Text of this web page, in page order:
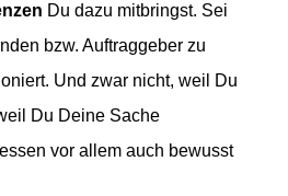
Du dazu mitbringst. Sei
bzw. Auftraggeber zu
Und zwar nicht, weil Du
Du Deine Sache
vor allem auch bewusst